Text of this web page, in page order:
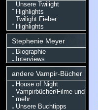
Unsere Twilight
Highlights
Twilight Fieber
Highlights
Stephenie Meyer
Biographie
Interviews
andere Vampir-Bücher
House of Night
Vampirbücher/Filme und
mehr
Unsere Buchtipps